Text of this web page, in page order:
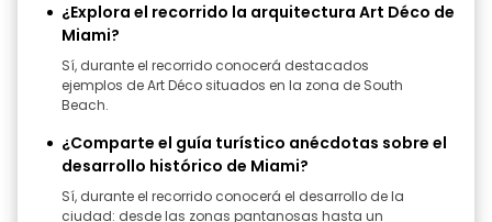
¿Explora el recorrido la arquitectura Art Déco de
Miami?
Sí, durante el recorrido conocerá destacados
ejemplos de Art Déco situados en la zona de South
Beach.
¿Comparte el guía turístico anécdotas sobre el
desarrollo histórico de Miami?
Sí, durante el recorrido conocerá el desarrollo de la
ciudad: desde las zonas pantanosas hasta un